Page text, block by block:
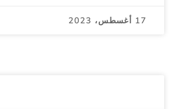
17 أغسطس، 2023